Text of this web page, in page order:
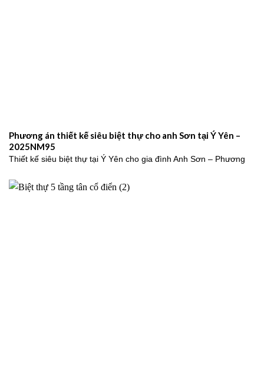
Phương án thiết kế siêu biệt thự cho anh Sơn tại Ý Yên –
2025NM95
Thiết kế siêu biệt thự tại Ý Yên cho gia đình Anh Sơn – Phương